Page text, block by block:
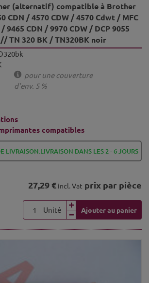
(alternatif) compatible à Brother
CDN / 4570 CDW / 4570 Cdwt / MFC
9465 CDN / 9970 CDW / DCP 9055
// TN 320 BK / TN320BK noir
pour une couverture
d'env. 5 %
compatibles
LIVRAISON:LIVRAISON DANS LES 2 - 6 JOURS
27,29 € incl. Vat prix par pièce
Unité Ajouter au panier